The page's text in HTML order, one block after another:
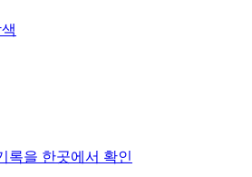
록을 한곳에서 확인